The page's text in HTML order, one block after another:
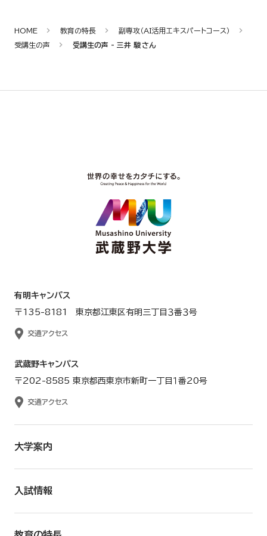
HOME 教育の特長
副専攻（AI活用エキスパートコース）
受講生の声
受講生の声 - 三井 駿 さん
有明キャンパス
〒135-8181 東京都江東区有明三丁目３番３号
交通アクセス
武蔵野キャンパス
〒202-8585 東京都西東京市新町一丁目１番20号
交通アクセス
大学案内
入試情報